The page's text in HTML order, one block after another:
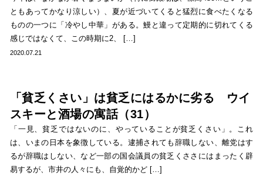
ともあってかなり涼しい）、夏が近づいてくると猛烈に食べたくなる
ものの一つに「冷やし中華」がある。鰻と違って定期的に切れてくる
感じではなくて、この時期に2、 […]
2020.07.21
「貧乏くさい」は貧乏にはるかに劣る ウイ
スキーと酒場の寓話（31）
「一見、貧乏ではないのに、やっていることが貧乏くさい」。これ
は、いまの日本を象徴している。逮捕されても辞職しない、離党はす
るが辞職はしない、など一部の国会議員の貧乏くささにはまったく辟
易するが、市井の人々にも、自覚的かど […]